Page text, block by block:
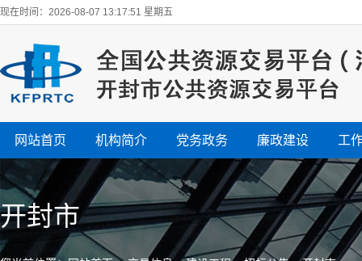
现在时间：2026-08-07 13:17:52 星期五
网站首页 机构简介 党务政务 廉政建设 工
开封市